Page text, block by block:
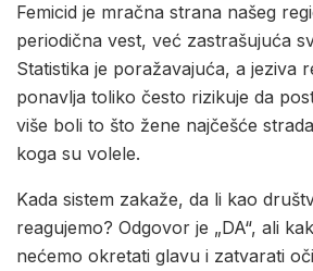
Femicid je mračna strana našeg
periodična vest, već zastrašujuća
Statistika je poražavajuća, a jeziva
ponavlja toliko često rizikuje da
više boli to što žene najčešće
koga su volele.
Kada sistem zakaže, da li kao
reagujemo? Odgovor je „DA“, ali
nećemo okretati glavu i zatvarati